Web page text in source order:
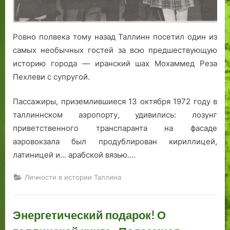
Ровно полвека тому назад Таллинн посетил один из
самых необычных гостей за всю предшествующую
историю города — иранский шах Мохаммед Реза
Пехлеви с супругой.
Пассажиры, приземлившиеся 13 октября 1972 году в
таллиннском аэропорту, удивились: лозунг
приветственного транспаранта на фасаде
аэровокзала был продублирован кириллицей,
латиницей и… арабской вязью.…
Личности в истории Таллина
Энергетический подарок! О